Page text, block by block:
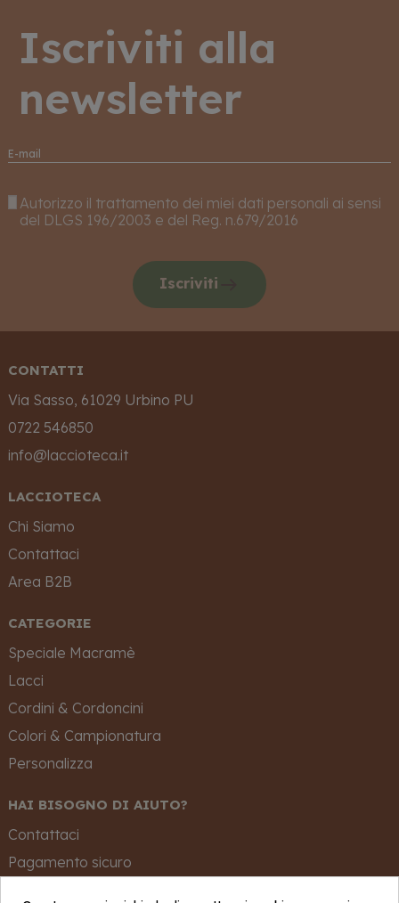
Iscriviti alla
newsletter
Autorizzo il trattamento dei miei dati personali ai sensi
del DLGS 196/2003 e del Reg. n.679/2016
Iscriviti
CONTATTI
Via Sasso, 61029 Urbino PU
0722 546850
info@laccioteca.it
LACCIOTECA
Chi Siamo
Contattaci
Area B2B
CATEGORIE
Speciale Macramè
Lacci
Cordini & Cordoncini
Colori & Campionatura
Personalizza
HAI BISOGNO DI AIUTO?
Contattaci
Pagamento sicuro